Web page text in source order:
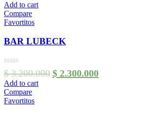
Add to cart
Compare
Favortitos
BAR LUBECK
$3.200.000 $ 2.300.000
Add to cart
Compare
Favortitos